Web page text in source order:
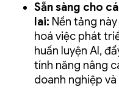
Sẵn sàng cho
lai: Nền tảng
hoá việc phát
huấn luyện AI,
tính năng nâng
doanh nghiệp